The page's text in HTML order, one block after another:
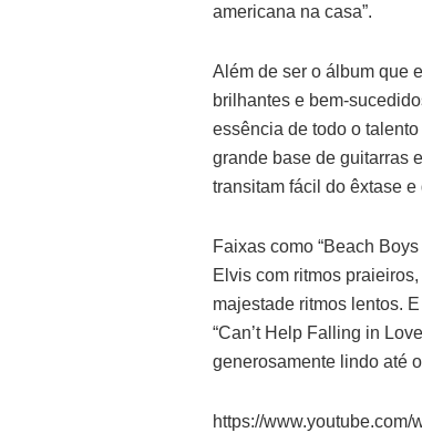
americana na casa”.
Além de ser o álbum que
brilhantes e bem-
essência de todo o
grande base de guitarras
transitam fácil do êxtase
Faixas como “Beach
Elvis com ritmos
majestade ritmos lentos.
“Can’t Help Falling in
generosamente lindo até
https://